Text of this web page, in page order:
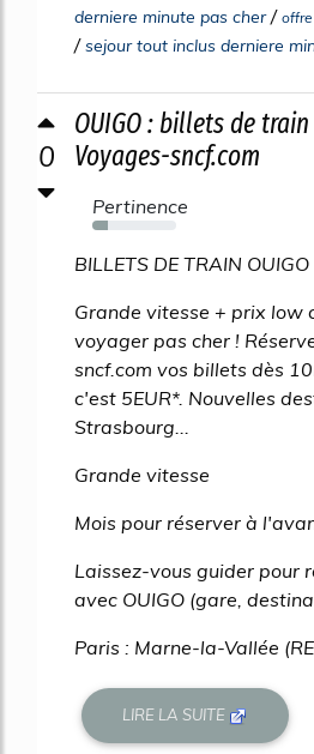
derniere minute pas cher/
/sejour tout inclus derniere
0
OUIGO : billets de
Voyages-sncf.com
Pertinence
19%
BILLETS DE TRAIN OUIGO
Grande vitesse + prix low
voyager pas cher !
sncf.com vos billets dès
c'est 5EUR*. Nouvelles
Strasbourg...
Grande vitesse
Mois pour réserver à
Laissez-vous guider pour
avec OUIGO (gare,
Paris : Marne-la-Vallée
LIRE LA SUITE